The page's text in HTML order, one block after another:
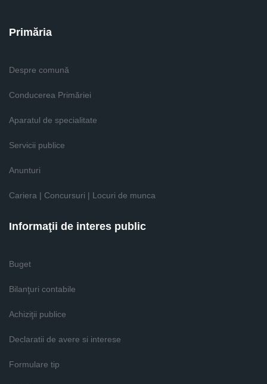
Primăria
Despre comună
Conducerea Primăriei
Aparatul de specialitate
Servicii publice
Anunturi
Cariera | Concursuri | Locuri de munca
Informaţii de interes public
Buget
Bilanţuri contabile
Achiziţii publice
Declaratii de avere si interese
Formulare tip